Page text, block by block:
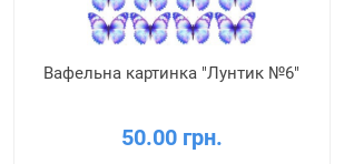
Вафельна картинка "Лунтик №6"
50.00 грн.